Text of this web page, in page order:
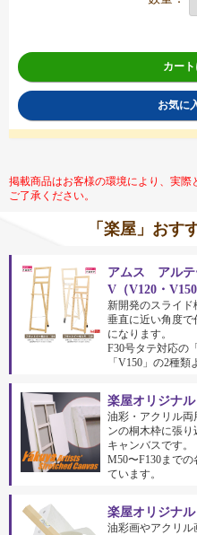
カー
お気に
掲載商品はお客様の環境により、実際
ご了承ください。
「楽屋」おす
アムス アル
V（V120・V150
新開発のスライド
垂直に近い角度で
になります。
F30号タテ対応の
「V150」の2種類
楽屋オリジナ
油彩・アクリル両
ンの桐木枠に張
キャンバスです。
M50〜F130まで
ています。
楽屋オリジナ
油彩画やアクリ